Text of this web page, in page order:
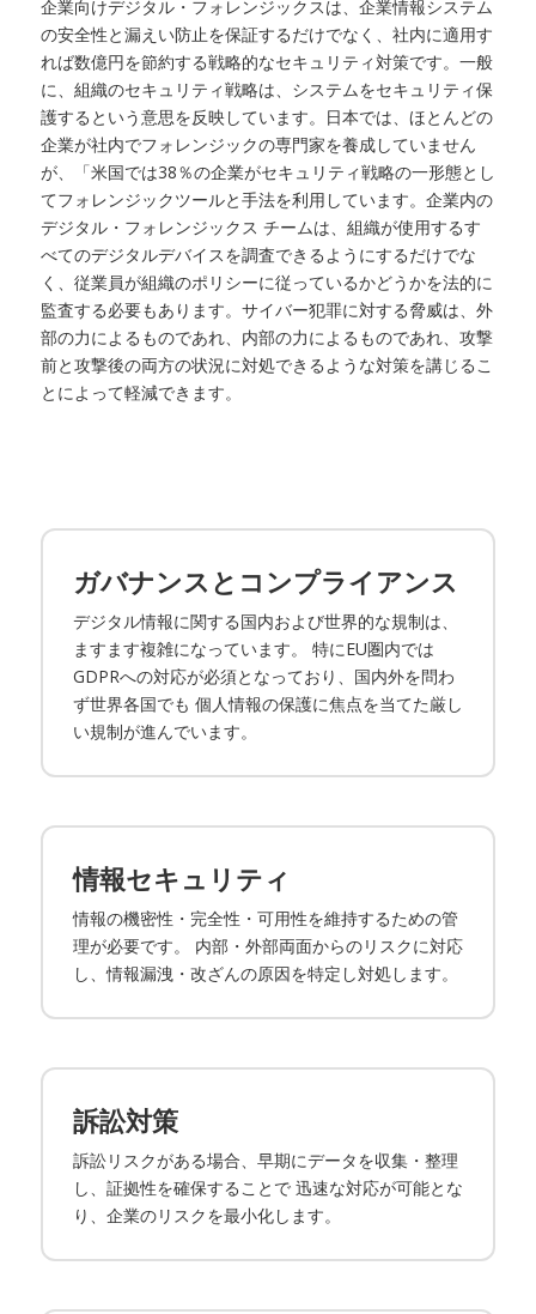
企業向けデジタル・フォレンジックスは、企業情報システム
の安全性と漏えい防止を保証するだけでなく、社内に適用す
れば数億円を節約する戦略的なセキュリティ対策です。一般
に、組織のセキュリティ戦略は、システムをセキュリティ保
護するという意思を反映しています。日本では、ほとんどの
企業が社内でフォレンジックの専門家を養成していません
が、「米国では38％の企業がセキュリティ戦略の一形態とし
てフォレンジックツールと手法を利用しています。企業内の
デジタル・フォレンジックス チームは、組織が使用するす
べてのデジタルデバイスを調査できるようにするだけでな
く、従業員が組織のポリシーに従っているかどうかを法的に
監査する必要もあります。サイバー犯罪に対する脅威は、外
部の力によるものであれ、内部の力によるものであれ、攻撃
前と攻撃後の両方の状況に対処できるような対策を講じるこ
とによって軽減できます。
ガバナンスとコンプライアンス
デジタル情報に関する国内および世界的な規制は、
ますます複雑になっています。 特にEU圏内では
GDPRへの対応が必須となっており、国内外を問わ
ず世界各国でも 個人情報の保護に焦点を当てた厳し
い規制が進んでいます。
情報セキュリティ
情報の機密性・完全性・可用性を維持するための管
理が必要です。 内部・外部両面からのリスクに対応
し、情報漏洩・改ざんの原因を特定し対処します。
訴訟対策
訴訟リスクがある場合、早期にデータを収集・整理
し、証拠性を確保することで 迅速な対応が可能とな
り、企業のリスクを最小化します。